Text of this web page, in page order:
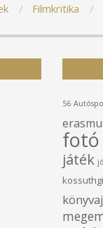
Filmkritika
56
fotó
játék